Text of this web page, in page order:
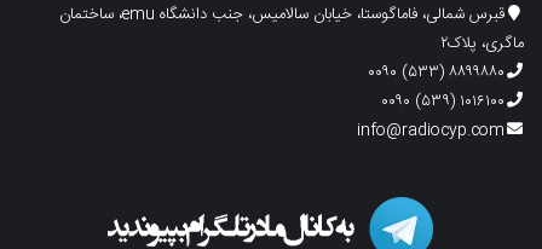
قبرس شمالی، فاماگوستا، خیابان سالامیس، جنب دانشگاه emu، ساختمان
ماگری، پلاک۲
۸۸۹۹۸۸۰ (۵۳۳) ۰۰۹۰
۱۰۱۶۱۰۰ (۵۳۹) ۰۰۹۰
info@radiocyp.com